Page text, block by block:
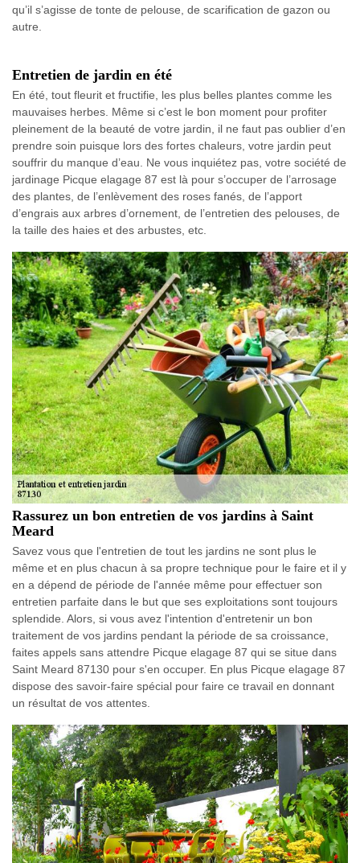
qu’il s’agisse de tonte de pelouse, de scarification de gazon ou
autre.
Entretien de jardin en été
En été, tout fleurit et fructifie, les plus belles plantes comme les
mauvaises herbes. Même si c’est le bon moment pour profiter
pleinement de la beauté de votre jardin, il ne faut pas oublier d’en
prendre soin puisque lors des fortes chaleurs, votre jardin peut
souffrir du manque d’eau. Ne vous inquiétez pas, votre société de
jardinage Picque elagage 87 est là pour s’occuper de l’arrosage
des plantes, de l’enlèvement des roses fanés, de l’apport
d’engrais aux arbres d’ornement, de l’entretien des pelouses, de
la taille des haies et des arbustes, etc.
Rassurez un bon entretien de vos jardins à Saint
Meard
Savez vous que l'entretien de tout les jardins ne sont plus le
même et en plus chacun à sa propre technique pour le faire et il y
en a dépend de période de l'année même pour effectuer son
entretien parfaite dans le but que ses exploitations sont toujours
splendide. Alors, si vous avez l'intention d'entretenir un bon
traitement de vos jardins pendant la période de sa croissance,
faites appels sans attendre Picque elagage 87 qui se situe dans
Saint Meard 87130 pour s'en occuper. En plus Picque elagage 87
dispose des savoir-faire spécial pour faire ce travail en donnant
un résultat de vos attentes.